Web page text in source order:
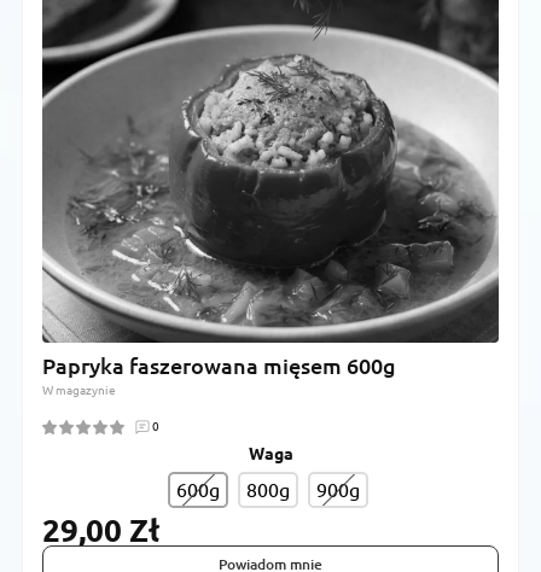
Papryka faszerowana mięsem 600g
W magazynie
0
Waga
600g 800g 900g
29,00 Zł
Powiadom mnie